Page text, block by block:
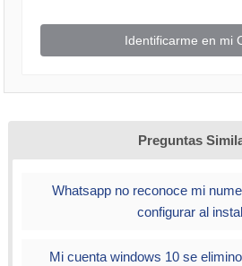
Identificarme en mi
Preguntas
Whatsapp no reconoce mi
configurar al
Mi cuenta windows 10 se